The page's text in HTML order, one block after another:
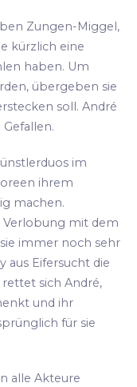
Zungen-Miggel,
kürzlich eine
haben. Um
übergeben sie
soll. André
im
ihrem
machen.
Verlobung mit dem
immer noch sehr
aus Eifersucht die
rettet sich André,
und ihr
für sie
alle Akteure